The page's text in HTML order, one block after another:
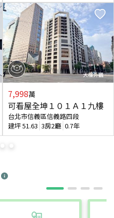
7,998萬
可看屋全坤１０１Ａ１九樓
台北市信義區信義路四段
建坪51.63 3房2廳 0.7年